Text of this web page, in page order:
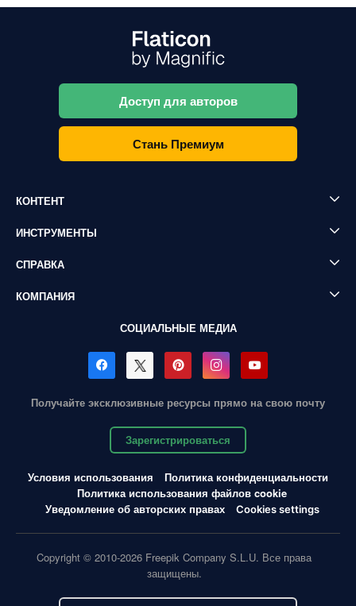
Доступ для авторов
Стань Премиум
КОНТЕНТ
ИНСТРУМЕНТЫ
СПРАВКА
КОМПАНИЯ
СОЦИАЛЬНЫЕ МЕДИА
Получайте эксклюзивные ресурсы прямо на свою почту
Зарегистрироваться
Условия использования
Политика конфиденциальности
Политика использования файлов cookie
Уведомление об авторских правах
Cookies settings
Copyright © 2010-2026 Freepik Company S.L.U. Все права
защищены.